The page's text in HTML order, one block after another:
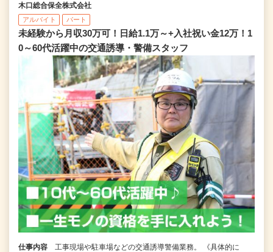
木口総合保全株式会社
アルバイト パート
未経験から月収30万可！日給1.1万～+入社祝い金12万！1
0～60代活躍中の交通誘導・警備スタッフ
仕事内容
工事現場や駐車場などの交通誘導警備業務。 《具体的に